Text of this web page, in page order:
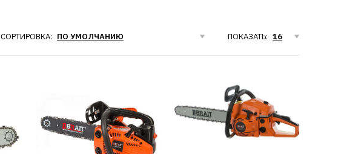
СОРТИРОВКА: ПОКАЗАТЬ:
Бензопила AL-KO Solo by
6442 127430